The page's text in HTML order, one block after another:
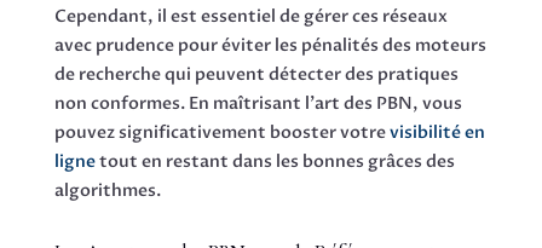
Cependant, il est essentiel de gérer ces réseaux
avec prudence pour éviter les pénalités des moteurs
de recherche qui peuvent détecter des pratiques
non conformes. En maîtrisant l’art des PBN, vous
pouvez significativement booster votrevisibilité en
lignetout en restant dans les bonnes grâces des
algorithmes.